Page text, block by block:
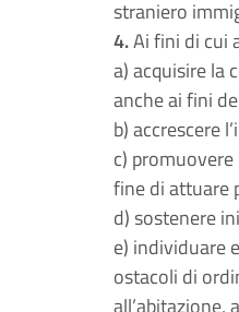
straniero
4.Ai fini di cui
a) acquisire la
anche ai fini
b) accrescere
c)
fine di attuare
d) sostenere
e) individuare
ostacoli di
all’abitazione,